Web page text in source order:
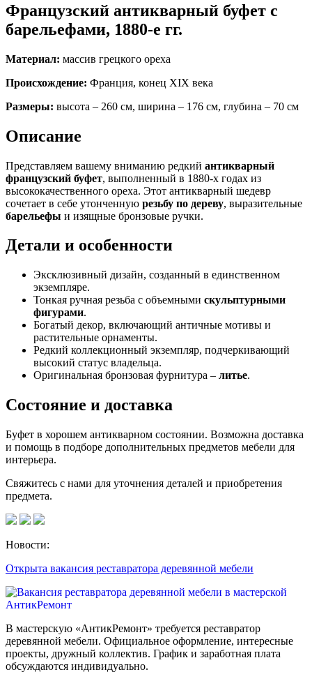
Французский антикварный буфет с
барельефами, 1880-е гг.
Материал: массив грецкого ореха
Происхождение: Франция, конец XIX века
Размеры: высота – 260 см, ширина – 176 см, глубина – 70 см
Описание
Представляем вашему вниманию редкий антикварный
французский буфет, выполненный в 1880-х годах из
высококачественного ореха. Этот антикварный шедевр
сочетает в себе утонченную резьбу по дереву, выразительные
барельефы и изящные бронзовые ручки.
Детали и особенности
Эксклюзивный дизайн, созданный в единственном
экземпляре.
Тонкая ручная резьба с объемными скульптурными
фигурами.
Богатый декор, включающий античные мотивы и
растительные орнаменты.
Редкий коллекционный экземпляр, подчеркивающий
высокий статус владельца.
Оригинальная бронзовая фурнитура – литье.
Состояние и доставка
Буфет в хорошем антикварном состоянии. Возможна доставка
и помощь в подборе дополнительных предметов мебели для
интерьера.
Свяжитесь с нами для уточнения деталей и приобретения
предмета.
Новости:
Открыта вакансия реставратора деревянной мебели
В мастерскую «АнтикРемонт» требуется реставратор
деревянной мебели. Официальное оформление, интересные
проекты, дружный коллектив. График и заработная плата
обсуждаются индивидуально.